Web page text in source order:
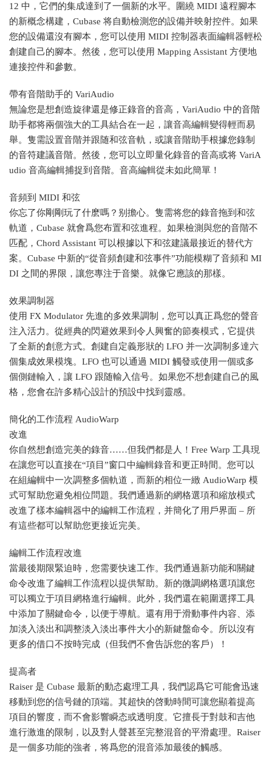
12 中，它們的集成達到了一個新的水平。圍繞 MIDI 遠程腳本
的新概念構建，Cubase 将自動檢測您的設備并映射控件。如果
您的設備還沒有腳本，您可以使用 MIDI 控制器表面編輯器輕松
創建自己的腳本。然後，您可以使用 Mapping Assistant 方便地
連接控件和參數。
帶有音階助手的 VariAudio
無論您是想創造旋律還是修正錄音的音高，VariAudio 中的音階
助手都将兩個強大的工具結合在一起，讓音高編輯變得輕而易
舉。隻需設置音階并跟随和弦音軌，或讓音階助手根據您錄制
的音符建議音階。然後，您可以立即量化錄音的音高或将 VariA
udio 音高編輯捕捉到音階。音高編輯從未如此簡單！
音頻到 MIDI 和弦
你忘了你剛剛玩了什麽嗎？别擔心。隻需将您的錄音拖到和弦
軌道，Cubase 就會爲您布置和弦進程。如果檢測與您的音階不
匹配，Chord Assistant 可以根據以下和弦建議最接近的替代方
案。Cubase 中新的“從音頻創建和弦事件”功能模糊了音頻和 MI
DI 之間的界限，讓您專注于音樂。就像它應該的那樣。
效果調制器
使用 FX Modulator 先進的多效果調制，您可以真正爲您的聲音
注入活力。從經典的閃避效果到令人興奮的節奏模式，它提供
了全新的創意方式。創建自定義形狀的 LFO 并一次調制多達六
個集成效果模塊。LFO 也可以通過 MIDI 觸發或使用一個或多
個側鏈輸入，讓 LFO 跟随輸入信号。如果您不想創建自己的風
格，您會在許多精心設計的預設中找到靈感。
簡化的工作流程 AudioWarp
改進
你自然想創造完美的錄音……但我們都是人！Free Warp 工具現
在讓您可以直接在“項目”窗口中編輯錄音和更正時間。您可以
在組編輯中一次調整多個軌道，而新的相位一緻 AudioWarp 模
式可幫助您避免相位問題。我們通過新的網格選項和縮放模式
改進了樣本編輯器中的編輯工作流程，并簡化了用戶界面 – 所
有這些都可以幫助您更接近完美。
編輯工作流程改進
當最後期限緊迫時，您需要快速工作。我們通過新功能和關鍵
命令改進了編輯工作流程以提供幫助。新的微調網格選項讓您
可以獨立于項目網格進行編輯。此外，我們還在範圍選擇工具
中添加了關鍵命令，以便于導航。還有用于滑動事件内容、添
加淡入淡出和調整淡入淡出事件大小的新鍵盤命令。所以沒有
更多的借口不按時完成（但我們不會告訴您的客戶）！
提高者
Raiser 是 Cubase 最新的動态處理工具，我們認爲它可能會迅速
移動到您的信号鏈的頂端。其超快的啓動時間可讓您顯着提高
項目的響度，而不會影響瞬态或透明度。它擅長于對鼓和吉他
進行激進的限制，以及對人聲甚至完整混音的平滑處理。Raiser
是一個多功能的強者，将爲您的混音添加最後的觸感。